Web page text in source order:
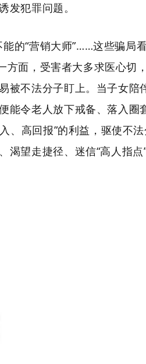
发犯罪问题。
的“营销大师”……这些骗局
方面，受害者大多求医心切
被不法分子盯上。当子女陪
能令老人放下戒备、落入圈
、高回报”的利益，驱使不
渴望走捷径、迷信“高人指点